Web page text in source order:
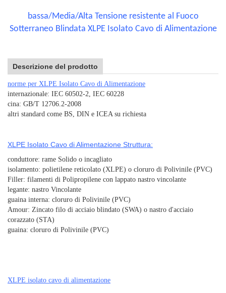
bassa/Media/Alta Tensione resistente al Fuoco
Sotterraneo Blindata XLPE Isolato Cavo di Alimentazione
Descrizione del prodotto
norme per XLPE Isolato Cavo di Alimentazione
internazionale: IEC 60502-2, IEC 60228
cina: GB/T 12706.2-2008
altri standard come BS, DIN e ICEA su richiesta
XLPE Isolato Cavo di Alimentazione Struttura:
conduttore: rame Solido o incagliato
isolamento: polietilene reticolato (XLPE) o cloruro di Polivinile (PVC)
Filler: filamenti di Polipropilene con lappato nastro vincolante
legante: nastro Vincolante
guaina interna: cloruro di Polivinile (PVC)
Amour: Zincato filo di acciaio blindato (SWA) o nastro d'acciaio
corazzato (STA)
guaina: cloruro di Polivinile (PVC)
XLPE isolato cavo di alimentazione